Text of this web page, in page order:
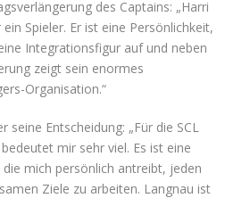
des Captains: „Harri
Spieler. Er ist eine Persönlichkeit,
Integrationsfigur auf und neben
zeigt sein enormes
Organisation.“
seine Entscheidung: „Für die SCL
mir sehr viel. Es ist eine
mich persönlich antreibt, jeden
Ziele zu arbeiten. Langnau ist